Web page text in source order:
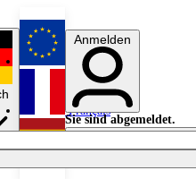
English
Français
Anmelden
Sie sind abgemeldet.
Licht aus